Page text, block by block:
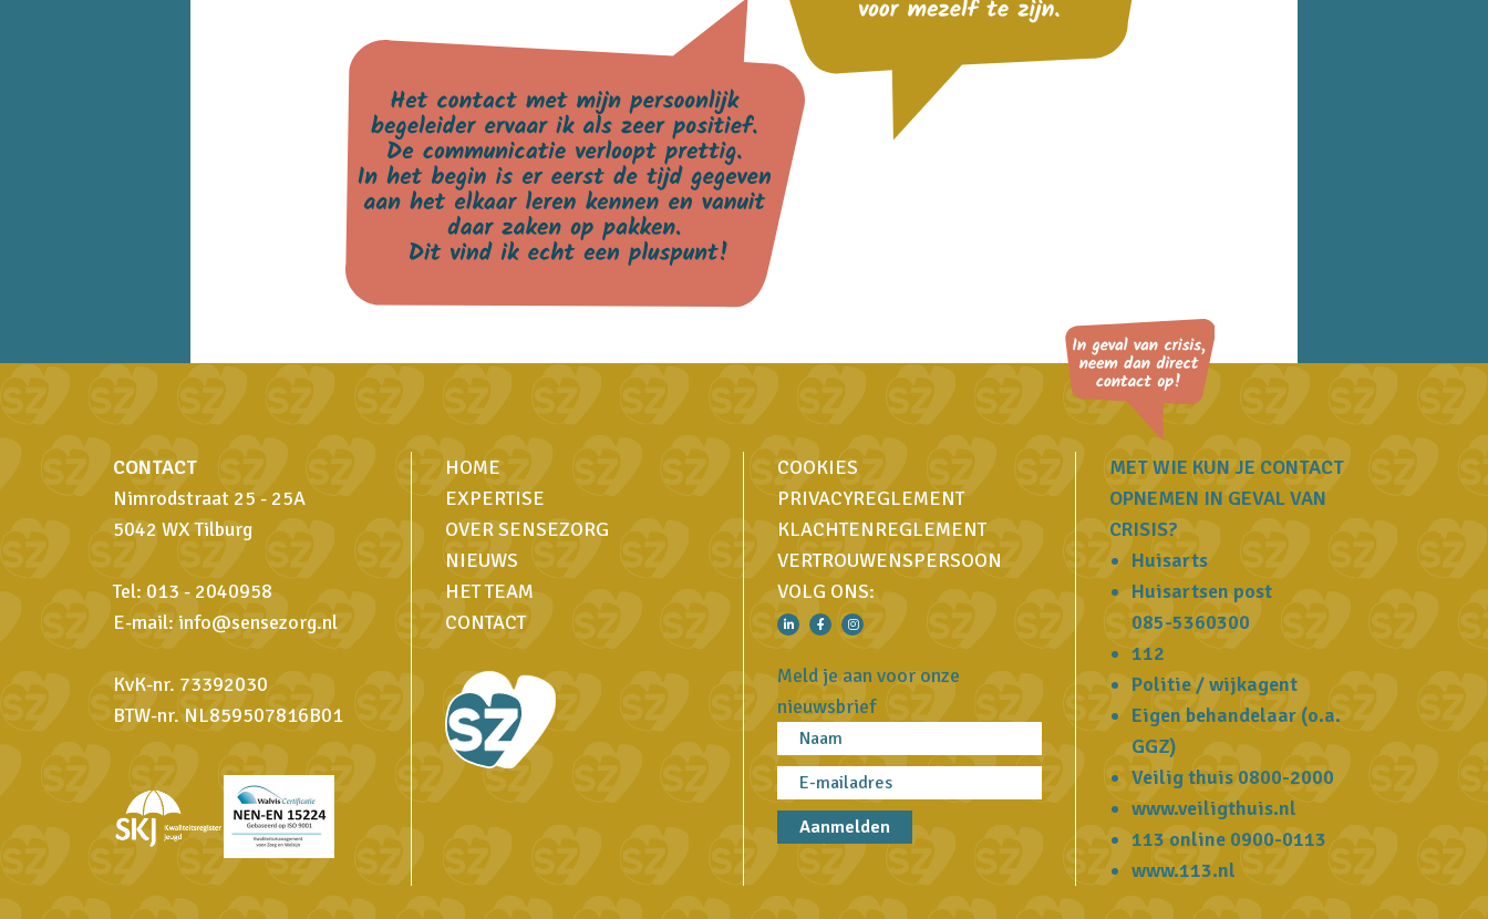
CONTACT
Nimrodstraat 25 - 25A
5042 WX Tilburg
Tel: 013 - 2040958
E-mail: info@sensezorg.nl
KvK-nr. 73392030
BTW-nr. NL859507816B01
HOME
EXPERTISE
OVER SENSEZORG
NIEUWS
HET TEAM
CONTACT
COOKIES
PRIVACYREGLEMENT
KLACHTENREGLEMENT
VERTROUWENSPERSOON
VOLG ONS:
Meld je aan voor onze
nieuwsbrief
Aanmelden
MET WIE KUN JE CONTACT
OPNEMEN IN GEVAL VAN
CRISIS?
Huisarts
Huisartsen post
085-5360300
112
Politie / wijkagent
Eigen behandelaar (o.a.
GGZ)
Veilig thuis 0800-2000
www.veiligthuis.nl
113 online 0900-0113
www.113.nl